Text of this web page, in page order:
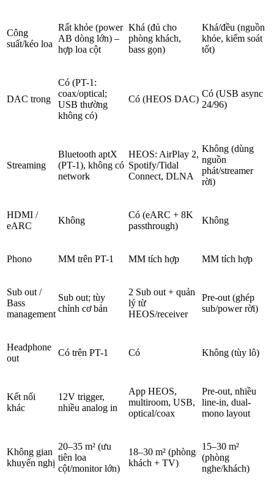
Công
suất/kéo loa
Rất khỏe (power
AB dòng lớn) –
hợp loa cột
Khá (đủ cho
phòng khách,
bass gọn)
Khá/đều (nguồn
khỏe, kiểm soát
tốt)
DAC trong
Có (PT-1:
coax/optical;
USB thường
không có)
Có (HEOS DAC)
Có (USB async
24/96)
Streaming
Bluetooth aptX
(PT-1), không có
network
HEOS: AirPlay 2,
Spotify/Tidal
Connect, DLNA
Không (dùng
nguồn
phát/streamer
rời)
HDMI /
eARC
Không
Có (eARC + 8K
passthrough)
Không
Phono MM trên PT-1 MM tích hợp MM tích hợp
Sub out /
Bass
management
Sub out; tùy
chỉnh cơ bản
2 Sub out + quản
lý từ
HEOS/receiver
Pre-out (ghép
sub/power rời)
Headphone
out
Có trên PT-1 Có Không (tùy lô)
Kết nối
khác
12V trigger,
nhiều analog in
App HEOS,
multiroom, USB,
optical/coax
Pre-out, nhiều
line-in, dual-
mono layout
Không gian
khuyến nghị
20–35 m² (ưu
tiên loa
cột/monitor lớn)
18–30 m² (phòng
khách + TV)
15–30 m²
(phòng
nghe/khách)